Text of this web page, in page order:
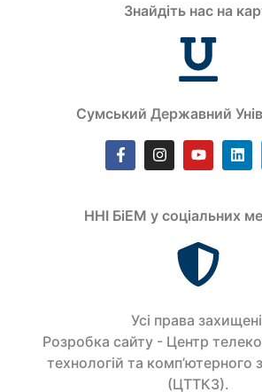
Знайдіть нас на
Сумський Державний
ННІ БіЕМ у соціальних
Усi права
Розробка сайту - Центр
технологій та комп’ютерного
(ЦТТКЗ).